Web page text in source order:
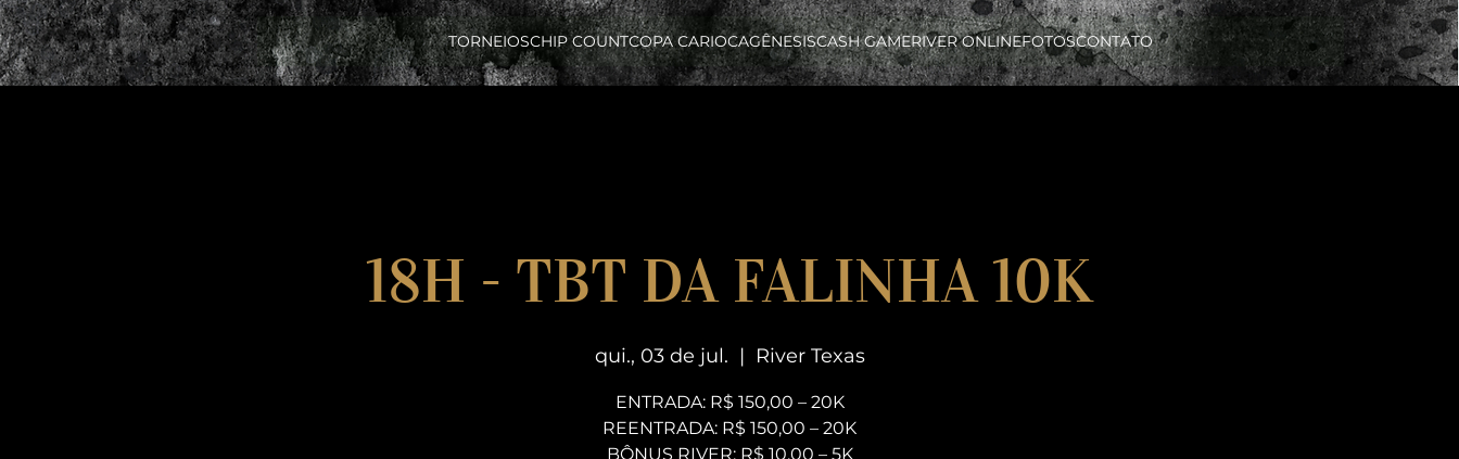
TORNEIOSCHIP COUNTCOPA CARIOCAGÊNESISCASH GAMERIVER ONLINEFOTOSCONTATO
18H - TBT DA FALINHA 10K
qui., 03 de jul.
  |
River Texas
ENTRADA: R$ 150,00 – 20K
REENTRADA: R$ 150,00 – 20K
BÔNUS RIVER: R$ 10,00 – 5K